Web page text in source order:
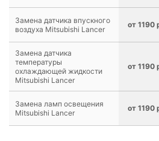
Замена датчика впускного
воздуха Mitsubishi Lancer
от 1190
Замена датчика
температуры
охлаждающей жидкости
Mitsubishi Lancer
от 1190
Замена ламп освещения
Mitsubishi Lancer
от 1190